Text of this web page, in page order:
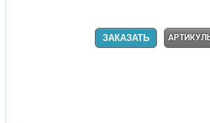
ЗАКАЗАТЬ